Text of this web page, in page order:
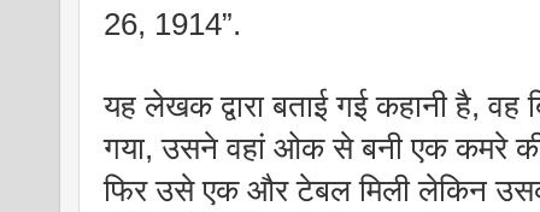
26, 1914”.
यह लेखक द्वारा बताई गई कहानी है, वह
गया, उसने वहां ओक से बनी एक कमरे
फिर उसे एक और टेबल मिली लेकिन